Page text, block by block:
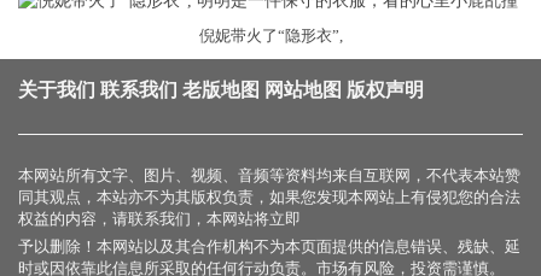
倪妮带火了“隐形衣”,
关于我们 联系我们 老版地图 网站地图 版权声明
本网站所有文字、图片、视频、音频等资料均来自互联网，不代表本站赞
同其观点，本站亦不为其版权负责，如果您发现本网站上有侵犯您的合法
权益的内容，请联系我们，本网站将立即
予以删除！本网站以及其合作机构不为本页面提供的信息错误、残缺、延
时或因依靠此信息所采取的任何行动负责。市场有风险，投资需谨慎。